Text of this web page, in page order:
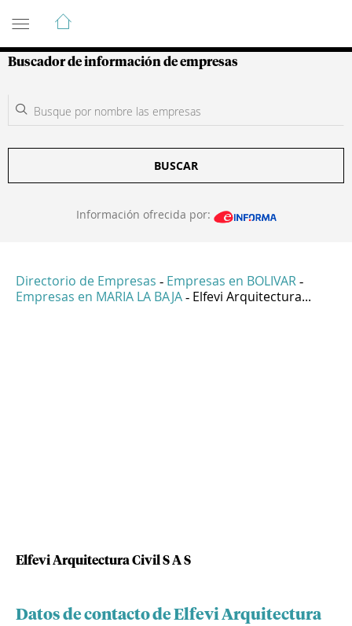
Guía de Empresas Colombianas
Buscador de información de empresas
BUSCAR
Información ofrecida por:
Directorio de Empresas - Empresas en BOLIVAR -
Empresas en MARIA LA BAJA - Elfevi Arquitectura...
Elfevi Arquitectura Civil S A S
Datos de contacto de Elfevi Arquitectura